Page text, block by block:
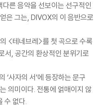
른 음악을 선보이는 선구적인
은 그는, DIVOX의 이 음반으로
<테네브레>를 첫 곡으로 수록
서, 공간의 환상적인 분위기로
‘사자의 서’에 등장하는 문구
의미이다. 전통에 얽매이지 않
수 없다.